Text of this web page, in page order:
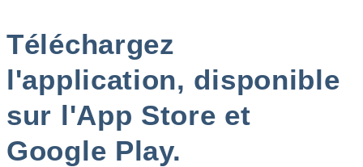
Téléchargez
l'application, disponible
sur l'App Store et
Google Play.